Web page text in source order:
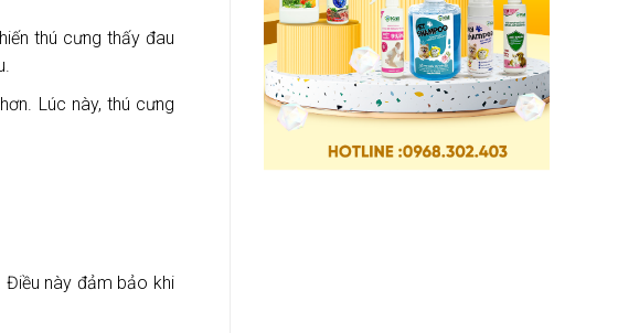
thú cưng thấy đau
Lúc này, thú cưng
Điều này đảm bảo khi